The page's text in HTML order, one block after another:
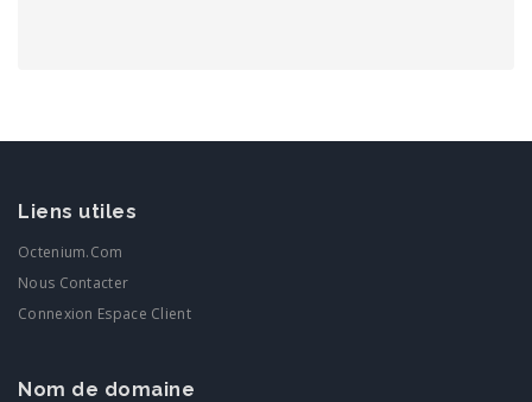
Liens utiles
Octenium.com
Nous Contacter
Connexion Espace Client
Nom de domaine